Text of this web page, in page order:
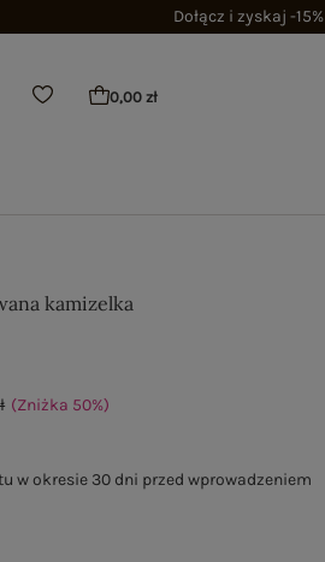
Dołącz i zyskaj -15%
0,00 zł
kamizelka
(Zniżka 50%)
w okresie 30 dni przed wprowadzeniem